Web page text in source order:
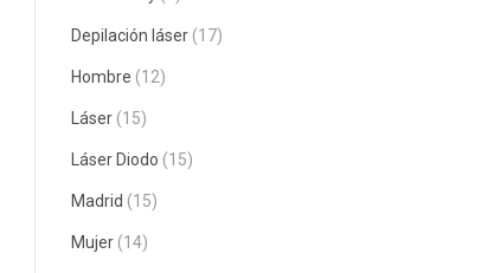
Depilación láser (17)
Hombre (12)
Láser (15)
Láser Diodo (15)
Madrid (15)
Mujer (14)